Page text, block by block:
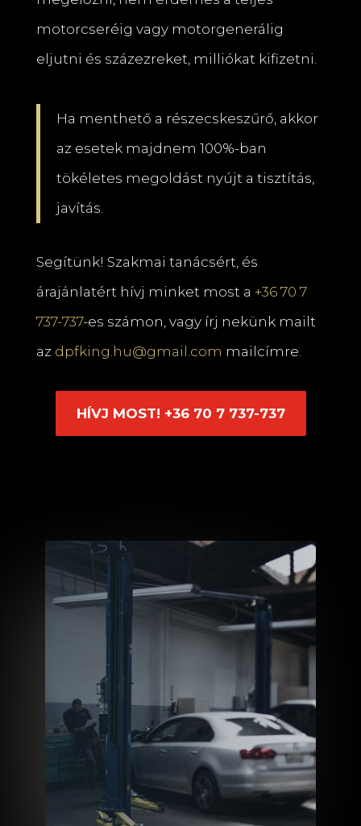
motorcseréig vagy motorgenerálig
eljutni és százezreket, milliókat kifizetni.
Ha menthető a részecskeszűrő, akkor
az esetek majdnem 100%-ban
tökéletes megoldást nyújt a tisztítás,
javítás.
Segítünk! Szakmai tanácsért, és
árajánlatért hívj minket most a +36 70 7
737-737-es számon, vagy írj nekünk mailt
az dpfking.hu@gmail.com mailcímre.
HÍVJ MOST! +36 70 7 737-737